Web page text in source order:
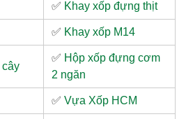
✅ Khay xốp đựng thịt
✅ Khay xốp M14
cây
✅ Hộp xốp đựng cơm
2 ngăn
✅ Vựa Xốp HCM